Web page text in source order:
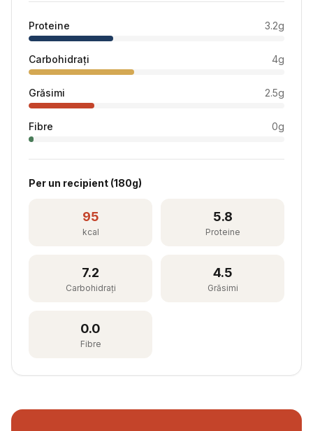
Proteine 3.2g
Carbohidrați 4g
Grăsimi 2.5g
Fibre 0g
Per un recipient (180g)
95
kcal
5.8
Proteine
7.2
Carbohidrați
4.5
Grăsimi
0.0
Fibre